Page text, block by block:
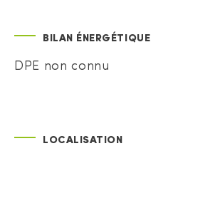
BILAN ÉNERGÉTIQUE
DPE non connu
LOCALISATION